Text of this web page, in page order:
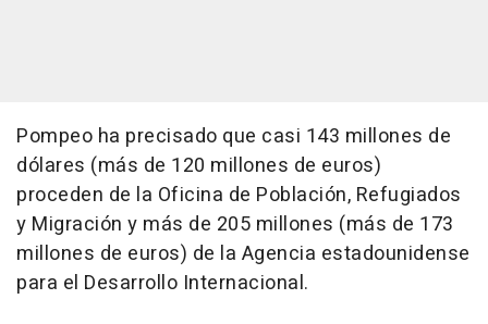
Pompeo ha precisado que casi 143 millones de
dólares (más de 120 millones de euros)
proceden de la Oficina de Población, Refugiados
y Migración y más de 205 millones (más de 173
millones de euros) de la Agencia estadounidense
para el Desarrollo Internacional.